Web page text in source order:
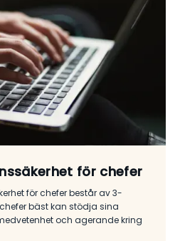
för chefer
för chefer består av 3-
bäst kan stödja sina
och agerande kring